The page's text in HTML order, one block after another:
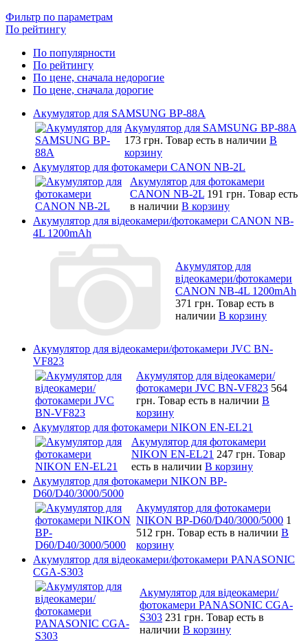
Фильтр по параметрам
По рейтингу
По популярности
По рейтингу
По цене, сначала недорогие
По цене, сначала дорогие
Акумулятор для SAMSUNG BP-88A
Акумулятор для SAMSUNG BP-88A
173 грн. Товар есть в наличии В
корзину
Акумулятор для фотокамери CANON NB-2L
Акумулятор для фотокамери
CANON NB-2L 191 грн. Товар есть
в наличии В корзину
Акумулятор для відеокамери/фотокамери CANON NB-
4L 1200mAh
Акумулятор для
відеокамери/фотокамери
CANON NB-4L 1200mAh
371 грн. Товар есть в
наличии В корзину
Акумулятор для відеокамери/фотокамери JVC BN-
VF823
Акумулятор для відеокамери/
фотокамери JVC BN-VF823 564
грн. Товар есть в наличии В
корзину
Акумулятор для фотокамери NIKON EN-EL21
Акумулятор для фотокамери
NIKON EN-EL21 247 грн. Товар
есть в наличии В корзину
Акумулятор для фотокамери NIKON BP-
D60/D40/3000/5000
Акумулятор для фотокамери
NIKON BP-D60/D40/3000/5000 1
512 грн. Товар есть в наличии В
корзину
Акумулятор для відеокамери/фотокамери PANASONIC
CGA-S303
Акумулятор для відеокамери/
фотокамери PANASONIC CGA-
S303 231 грн. Товар есть в
наличии В корзину